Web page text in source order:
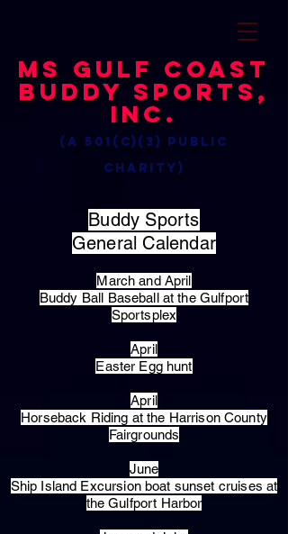
MS Gulf Coast
Buddy Sports,
Inc.
(a 501(c)(3) public
charity)
Buddy Sports
General Calendar
March and April
Buddy Ball Baseball at the Gulfport
Sportsplex
April
Easter Egg hunt
April
Horseback Riding at the Harrison County
Fairgrounds
June
Ship Island Excursion boat sunset cruises at
the Gulfport Harbor